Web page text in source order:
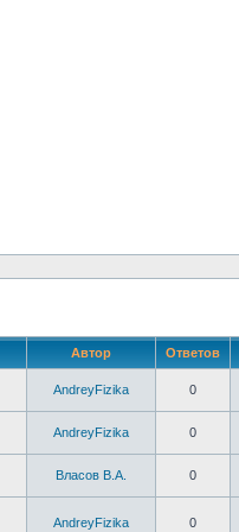
Автор Ответов
AndreyFizika 0
AndreyFizika 0
Власов В.А. 0
AndreyFizika 0